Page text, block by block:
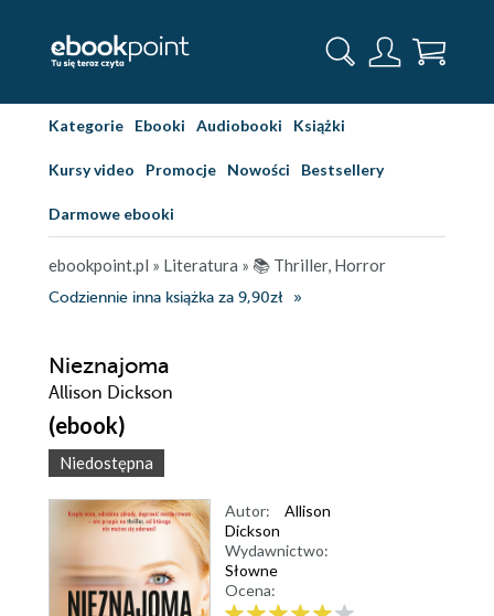
Kategorie Ebooki Audiobooki Książki
Kursy video Promocje Nowości Bestsellery
Darmowe ebooki
ebookpoint.pl » Literatura » 📚 Thriller, Horror
Codziennie inna książka za 9,90zł
Nieznajoma
Allison Dickson
(ebook)
Niedostępna
Autor:
Allison
Dickson
Wydawnictwo:
Słowne
Ocena: